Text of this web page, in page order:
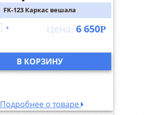
FK-123 Каркас вешала
6 650Р
+
В КОРЗИНУ
Подробнее о товаре